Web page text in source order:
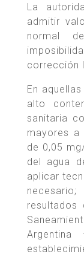
La
admitir
normal
corrección
En
alto
sanitaria
mayores a
de 0,05
del agua
aplicar
resultados